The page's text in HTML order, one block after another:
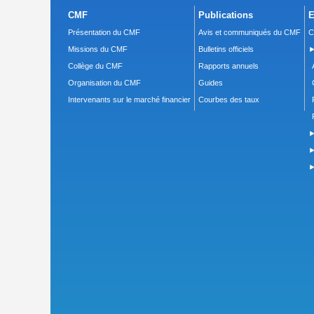
CMF
Présentation du CMF
Missions du CMF
Collège du CMF
Organisation du CMF
Intervenants sur le marché financier
Publications
Avis et communiqués du CMF
Bulletins officiels
Rapports annuels
Guides
Courbes des taux